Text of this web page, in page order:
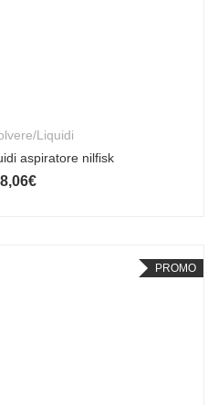
Liquidi
aspiratore nilfisk
€
PROMO